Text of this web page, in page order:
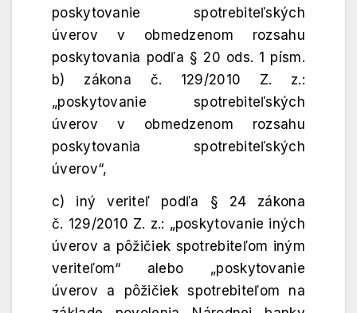
poskytovanie spotrebiteľských
úverov v obmedzenom rozsahu
poskytovania podľa § 20 ods. 1 písm.
b) zákona č. 129/2010 Z. z.:
„poskytovanie spotrebiteľských
úverov v obmedzenom rozsahu
poskytovania spotrebiteľských
úverov“,
c) iný veriteľ podľa § 24 zákona
č. 129/2010 Z. z.: „poskytovanie iných
úverov a pôžičiek spotrebiteľom iným
veriteľom“ alebo „poskytovanie
úverov a pôžičiek spotrebiteľom na